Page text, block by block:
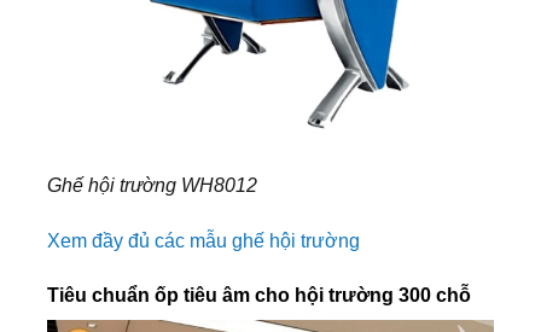
Ghế hội trường WH8012
Xem đầy đủ các mẫu ghế hội trường
Tiêu chuẩn ốp tiêu âm cho hội trường 300 chỗ